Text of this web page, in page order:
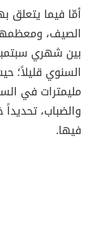
أمّا فيما يتعلق
الصيف،
بين شهري
السنوي قليلاً؛
مليمترات في
والضباب،
فيها.